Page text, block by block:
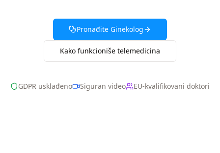
Pronađite Ginekolog
Kako funkcioniše telemedicina
GDPR usklađeno Siguran video EU-kvalifikovani doktori